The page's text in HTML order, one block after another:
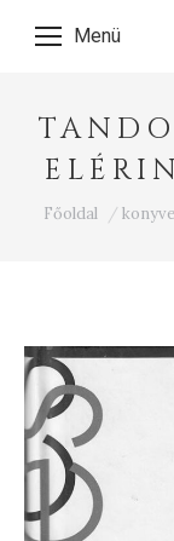
Menü
Ön itt van:
Főoldal